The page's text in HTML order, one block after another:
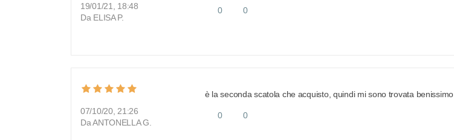
19/01/21, 18:48
Da ELISA P.
0 0
07/10/20, 21:26
Da ANTONELLA G.
è la seconda scatola che acquisto, quindi mi sono trovata benissimo
0 0